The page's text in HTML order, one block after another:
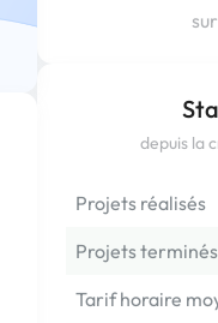
depuis la
Projets réalisés
Projets terminés
Tarif horaire